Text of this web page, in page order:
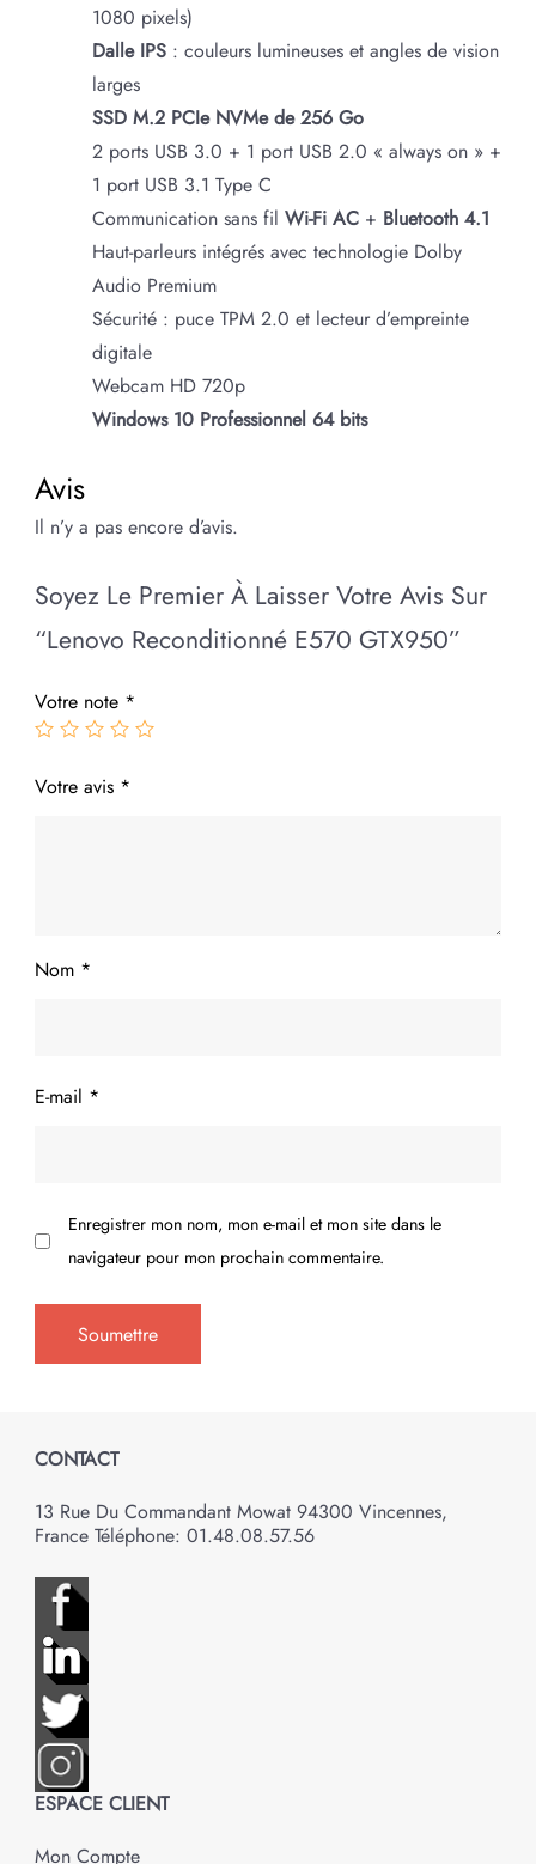
1080 pixels)
Dalle IPS : couleurs lumineuses et angles de vision
larges
SSD M.2 PCIe NVMe de 256 Go
2 ports USB 3.0 + 1 port USB 2.0 « always on » +
1 port USB 3.1 Type C
Communication sans fil Wi-Fi AC + Bluetooth 4.1
Haut-parleurs intégrés avec technologie Dolby
Audio Premium
Sécurité : puce TPM 2.0 et lecteur d’empreinte
digitale
Webcam HD 720p
Windows 10 Professionnel 64 bits
Avis
Il n’y a pas encore d’avis.
Soyez Le Premier À Laisser Votre Avis Sur
“Lenovo Reconditionné E570 GTX950”
Votre note *
Votre avis *
Nom *
E-mail *
Enregistrer mon nom, mon e-mail et mon site dans le
navigateur pour mon prochain commentaire.
CONTACT
13 Rue Du Commandant Mowat 94300 Vincennes,
France Téléphone: 01.48.08.57.56
ESPACE CLIENT
Mon Compte